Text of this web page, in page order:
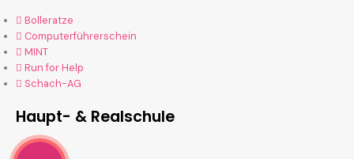
Bolleratze
Computerführerschein
MINT
Run for Help
Schach-AG
Haupt- & Realschule